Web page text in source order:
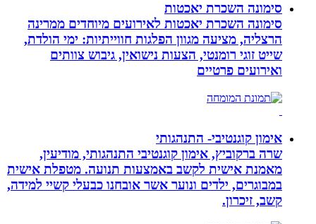
סימונה השכרת יאכטות
סימונה השכרת יאכטות לאירועים מיוחדים ממרינה
הרצליה, מציעה מגוון הפלגות חווייתיות: ימי הולדת,
שייט זוגי רומנטי, הצעות נישואין, גיבוש צוותים
ואירועים פרטיים
אימון קוגנטיבי- התנהגותי
שרה ברקוביץ, אימון קוגנטיבי התנהגותי, מודיעין,
מאמנת אישית לקשב באמצעות תנועה. מטפלת אישית
במבוגרים, ילדים ונוער אשר אובחנו כבעלי קשיי למידה,
קשב, זיכרון.